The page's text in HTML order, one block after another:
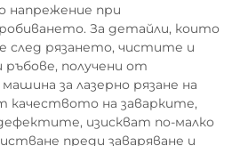
напрежение при
За детайли, които
след рязането, чистите и
получени от
за лазерно рязане на
качеството на заварките,
изискват по-малко
преди заваряване и